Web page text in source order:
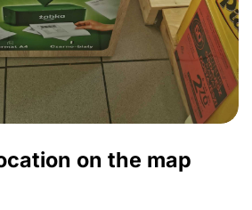
on the map